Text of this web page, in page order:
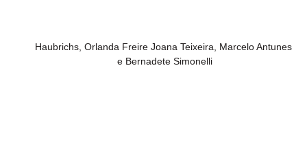
Haubrichs, Orlanda Freire Joana Teixeira, Marcelo Antunes
e Bernadete Simonelli